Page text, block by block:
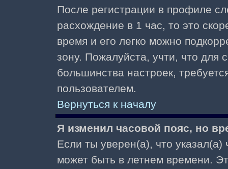
После регистрации в профиле
расхождение в 1 час, то это
время и его легко можно
зону. Пожалуйста, учти, что для
большинства настроек,
пользователем.
Вернуться к началу
Я изменил часовой пояс, но
Если ты уверен(а), что
может быть в летнем времени.